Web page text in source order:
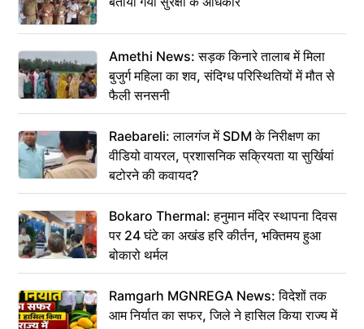
Amethi News: सड़क किनारे तालाब में मिला
बुजुर्ग महिला का शव, संदिग्ध परिस्थितियों में मौत से
फैली सनसनी
Raebareli: लालगंज में SDM के निरीक्षण का
वीडियो वायरल, प्रशासनिक सक्रियता या सुर्खियां
बटोरने की कवायद?
Bokaro Thermal: हनुमान मंदिर स्थापना दिवस
पर 24 घंटे का अखंड हरि कीर्तन, भक्तिमय हुआ
बोकारो थर्मल
Ramgarh MGNREGA News: विदेशों तक
आम निर्यात का सफर, जिले ने हासिल किया राज्य में